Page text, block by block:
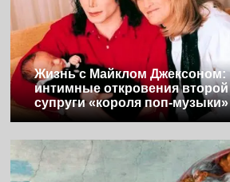
Жизнь с Майклом Джексоном:
интимные откровения второй
супруги «короля поп-музыки»